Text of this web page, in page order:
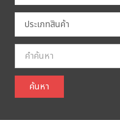
ประเภทสินค้า
ค้นหา